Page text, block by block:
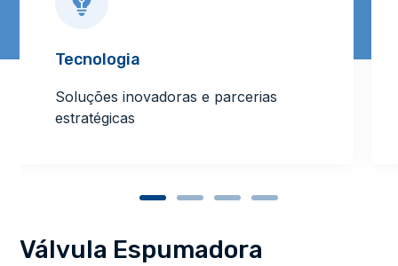
Tecnologia
Soluções inovadoras e parcerias
estratégicas
Válvula Espumadora